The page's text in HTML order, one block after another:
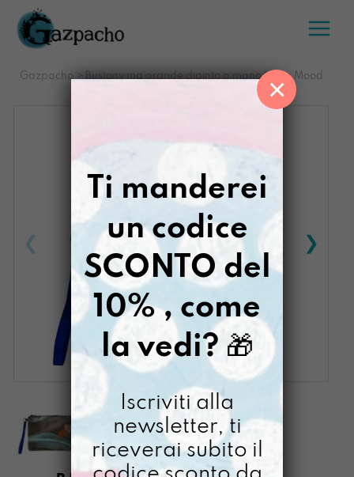
Salta
contenuto
Gazpacho > Bustony ma grande dipinto a mano In the Mood
Ti manderei
un codice
SCONTO del
10% , come
la vedi? 🎁
Iscriviti alla
newsletter, ti
riceverai subito il
×